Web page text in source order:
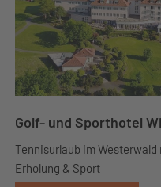
Golf- und Sporthotel
Tennisurlaub im
Erholung & Sport